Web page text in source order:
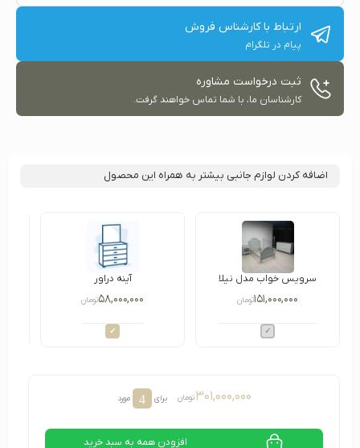
ارتباط با کارشناس فروش
پیام در تلگرام
ثبت درخواست مشاوره
کارشناسان ما، با شما تماس خواهند گرفت.
اضافه کردن لوازم جانبی بیشتر به همراه این محصول
سرویس خواب مدل نیلا
۱۵۱,۰۰۰,۰۰۰تومان
آینه دراور
۵۸,۰۰۰,۰۰۰تومان
۳۰۱,۰۰۰,۰۰۰تومان برای 4 مورد
افزودن همه به سبد خرید